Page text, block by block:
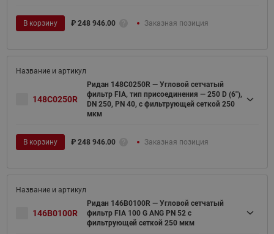
В корзину ₽ 248 946.00 Заказная позиция
148C0250R
Ридан 148C0250R — Угловой сетчатый
фильтр FIA, тип присоединения — 250 D (6"),
DN 250, PN 40, c фильтрующей сеткой 250
мкм
В корзину ₽ 248 946.00 Заказная позиция
146B0100R
Ридан 146B0100R — Угловой сетчатый
фильтр FIA 100 G ANG PN 52 c
фильтрующей сеткой 250 мкм